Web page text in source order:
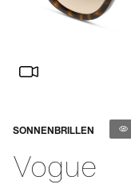
SONNENBRILLEN
Vogue
Anpassbar